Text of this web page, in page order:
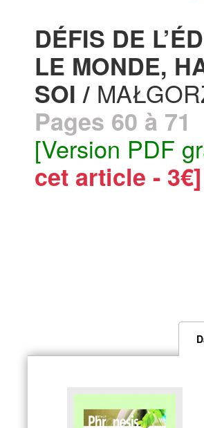
DÉFIS DE
LE MONDE,
SOI /
Pages 60 à 71
[Version PDF
cet article - 3€]